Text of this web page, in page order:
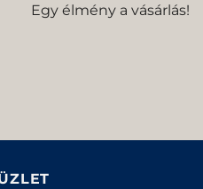
Egy élmény a vásárlás!